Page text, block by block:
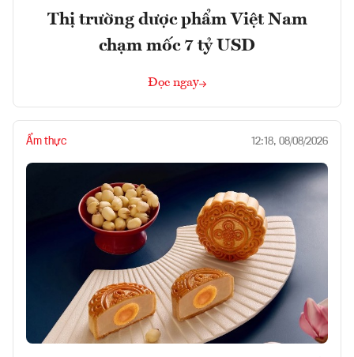
Thị trường dược phẩm Việt Nam
chạm mốc 7 tỷ USD
Đọc ngay
Ẩm thực 12:18, 08/08/2026